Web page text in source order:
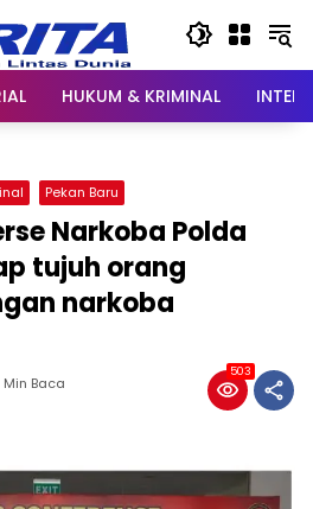
HUKUM & KRIMINAL
Pekan Baru
Narkoba Polda
tujuh orang
narkoba
Min Baca
503